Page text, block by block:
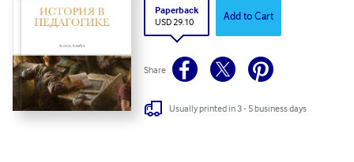
Paperback
USD 29.10 Add to Cart
Share
Usually printed in 3 - 5 business days